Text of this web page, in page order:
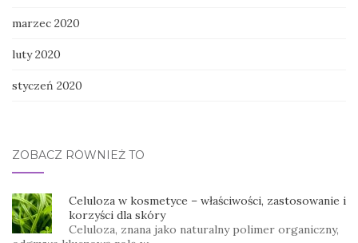
marzec 2020
luty 2020
styczeń 2020
ZOBACZ RÓWNIEŻ TO
Celuloza w kosmetyce – właściwości, zastosowanie i
korzyści dla skóry
Celuloza, znana jako naturalny polimer organiczny,